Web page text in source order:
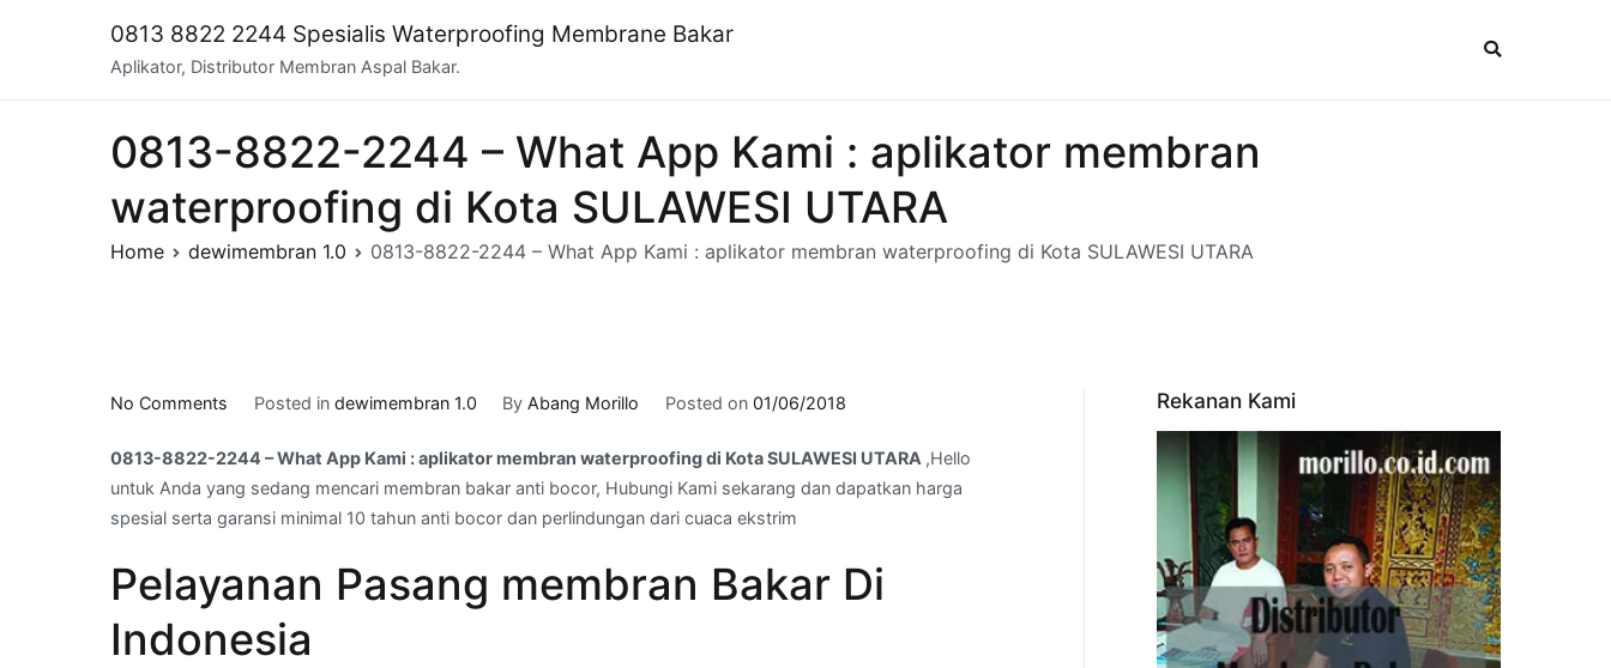
0813 8822 2244 Spesialis Waterproofing Membrane Bakar
Aplikator, Distributor Membran Aspal Bakar.
0813-8822-2244 – What App Kami : aplikator membran
waterproofing di Kota SULAWESI UTARA
Home dewimembran 1.0 0813-8822-2244 – What App Kami : aplikator membran waterproofing di Kota SULAWESI UTARA
No Comments
8822-
2244
–
App
:
Posted in dewimembran 1.0 ByAbang Morillo Posted on 01/06/2018
0813-8822-2244 – What App Kami : aplikator membran waterproofing di Kota SULAWESI UTARA ,Hello
untuk Anda yang sedang mencari membran bakar anti bocor, Hubungi Kami sekarang dan dapatkan harga
spesial serta garansi minimal 10 tahun anti bocor dan perlindungan dari cuaca ekstrim
Pelayanan Pasang membran Bakar Di
Indonesia
Rekanan Kami